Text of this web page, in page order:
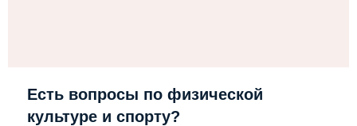
Есть вопросы по физической
культуре и спорту?